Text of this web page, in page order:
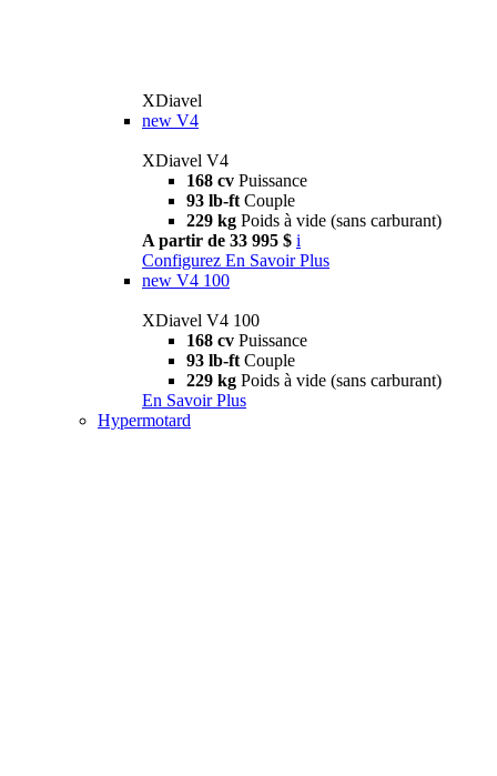
XDiavel
new V4
XDiavel V4
168 cv Puissance
93 lb-ft Couple
229 kg Poids à vide (sans carburant)
A partir de 33 995 $ i
Configurez En Savoir Plus
new V4 100
XDiavel V4 100
168 cv Puissance
93 lb-ft Couple
229 kg Poids à vide (sans carburant)
En Savoir Plus
Hypermotard